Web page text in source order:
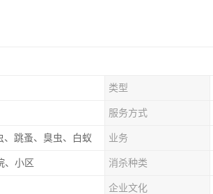
类型
服务方式
、跳蚤、臭虫、白蚁 业务
、小区 消杀种类
企业文化